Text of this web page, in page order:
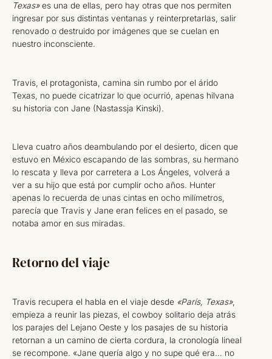
Texas»es una de ellas, pero hay otras que nos permiten
ingresar por sus distintas ventanas y reinterpretarlas, salir
renovado o destruido por imágenes que se cuelan en
nuestro inconsciente.
Travis, el protagonista, camina sin rumbo por el árido
Texas, no puede cicatrizar lo que ocurrió, apenas hilvana
su historia con Jane (Nastassja Kinski).
Lleva cuatro años deambulando por el desierto, dicen que
estuvo en México escapando de las sombras, su hermano
lo rescata y lleva por carretera a Los Ángeles, volverá a
ver a su hijo que está por cumplir ocho años. Hunter
apenas lo recuerda de unas cintas en ocho milímetros,
parecía que Travis y Jane eran felices en el pasado, se
notaba amor en sus miradas.
Retorno del viaje
Travis recupera el habla en el viaje desde «París, Texas»,
empieza a reunir las piezas, el cowboy solitario deja atrás
los parajes del Lejano Oeste y los pasajes de su historia
retornan a un camino de cierta cordura, la cronología lineal
se recompone. «Jane quería algo y no supe qué era… no